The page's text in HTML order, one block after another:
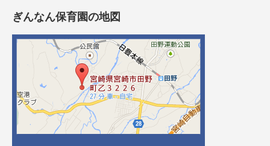
ぎんなん保育園の地図